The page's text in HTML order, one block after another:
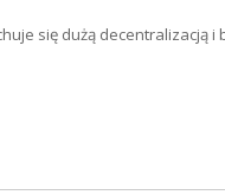
się dużą decentralizacją i